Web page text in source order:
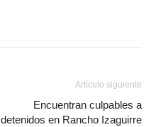
Artículo siguiente
Encuentran culpables a
detenidos en Rancho Izaguirre